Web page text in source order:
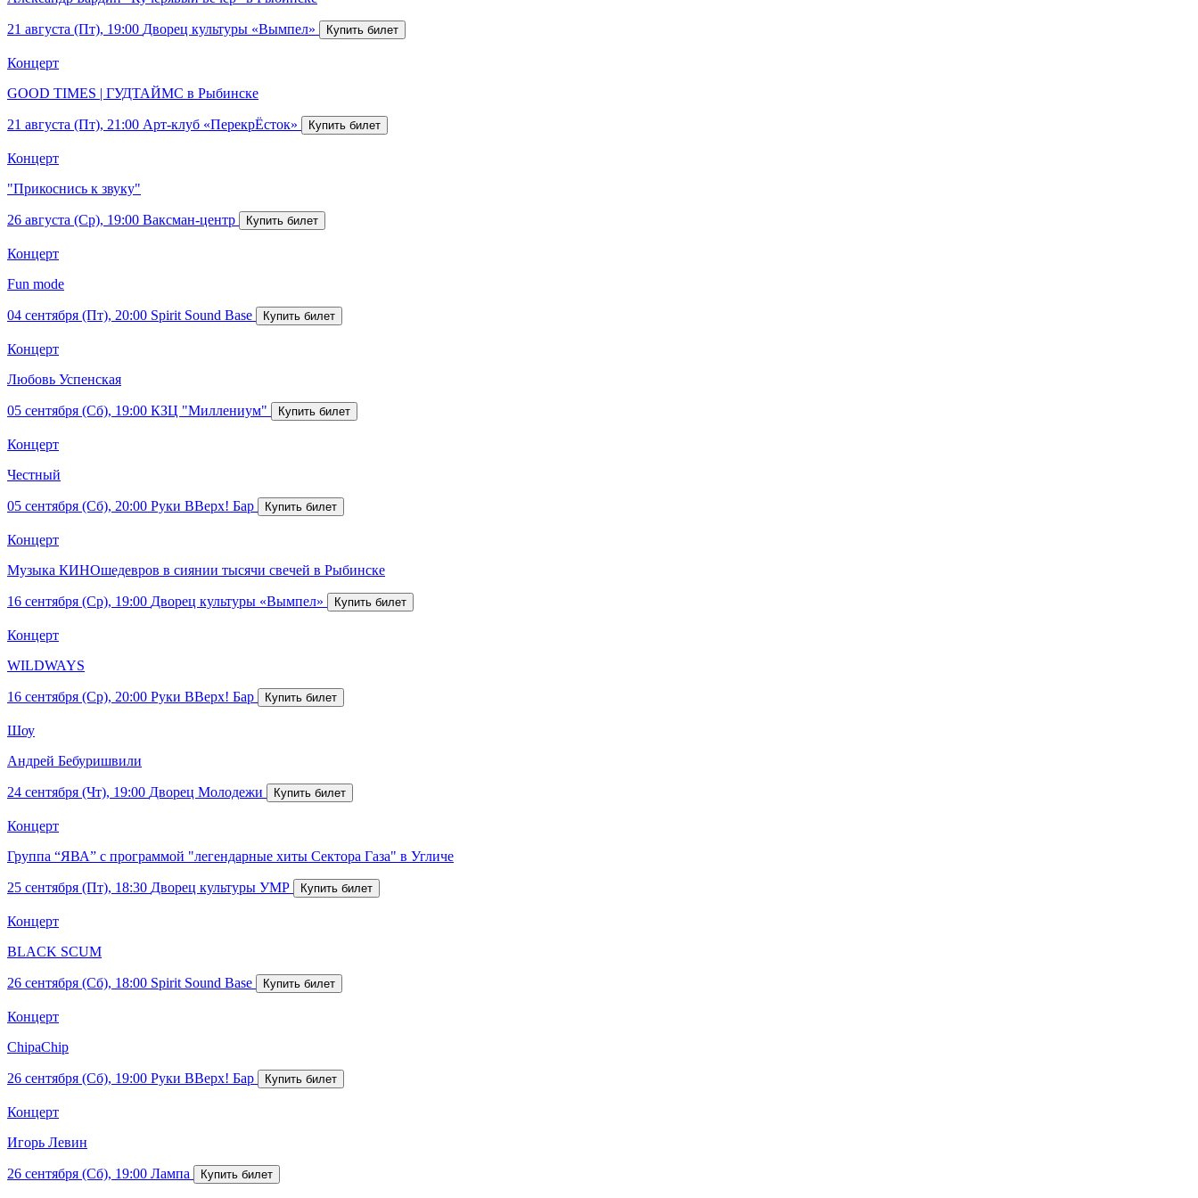
21 августа (Пт), 19:00 Дворец культуры «Вымпел»
Концерт
GOOD TIMES | ГУДТАЙМС в Рыбинске
21 августа (Пт), 21:00 Арт-клуб «ПерекрЁсток»
Концерт
"Прикоснись к звуку"
26 августа (Ср), 19:00 Ваксман-центр
Концерт
Fun mode
04 сентября (Пт), 20:00 Spirit Sound Base
Концерт
Любовь Успенская
05 сентября (Сб), 19:00 КЗЦ "Миллениум"
Концерт
Честный
05 сентября (Сб), 20:00 Руки ВВерх! Бар
Концерт
Музыка КИНОшедевров в сиянии тысячи свечей в Рыбинске
16 сентября (Ср), 19:00 Дворец культуры «Вымпел»
Концерт
WILDWAYS
16 сентября (Ср), 20:00 Руки ВВерх! Бар
Шоу
Андрей Бебуришвили
24 сентября (Чт), 19:00 Дворец Молодежи
Концерт
Группа “ЯВА” с программой "легендарные хиты Сектора Газа" в Угличе
25 сентября (Пт), 18:30 Дворец культуры УМР
Концерт
BLACK SCUM
26 сентября (Сб), 18:00 Spirit Sound Base
Концерт
ChipaChip
26 сентября (Сб), 19:00 Руки ВВерх! Бар
Концерт
Игорь Левин
26 сентября (Сб), 19:00 Лампа